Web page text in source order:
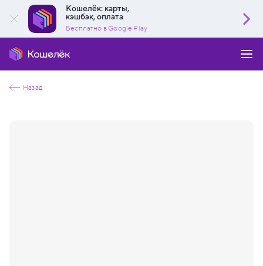
Кошелёк: карты,
кэшбэк, оплата
Бесплатно в Google Play
Назад